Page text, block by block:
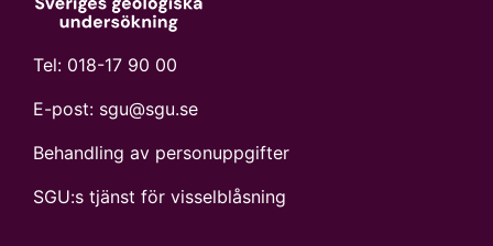
Tel: 018-17 90 00
E-post: sgu@sgu.se
Behandling av personuppgifter
SGU:s tjänst för visselblåsning